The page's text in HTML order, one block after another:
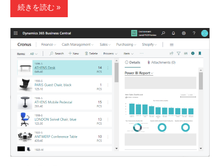
続きを読む